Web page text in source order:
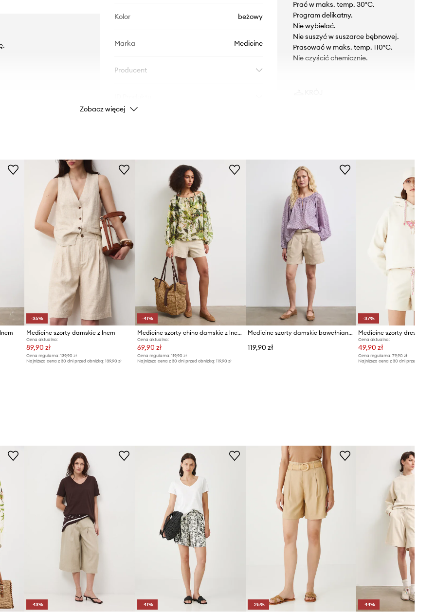
Kolor beżowy
Marka Medicine
Producent
Prać w maks. temp. 30°C.
Program delikatny.
Nie wybielać.
Nie suszyć w suszarce bębnowej.
Prasować w maks. temp. 110°C.
Nie czyścić chemicznie.
Modelka ze zdjęcia ma 178 cm
wzrostu i ma na sobie rozmiar S.
Rozmiarówka zaniżona
Zalecamy wybór rozmiaru większego,
niż nosisz zazwyczaj.
Zobacz wymiary produktu
Zobacz więcej
-35%
Medicine szorty damskie z lnem
Cena aktualna:
89,90 zł
Cena regularna: 139,90 zł
Najniższa cena z 30 dni przed obniżką: 139,90 zł
-41%
Medicine szorty chino damskie z lnem
Cena aktualna:
69,90 zł
Cena regularna: 119,90 zł
Najniższa cena z 30 dni przed obniżką: 119,90 zł
Medicine szorty damskie bawełniane z elastanem
119,90 zł
-37%
Medicine szorty dresowe
Cena aktualna:
49,90 zł
Cena regularna: 79,90 zł
Najniższa cena z 30 dni przed obniżką:
-43% -41% -25% -44%